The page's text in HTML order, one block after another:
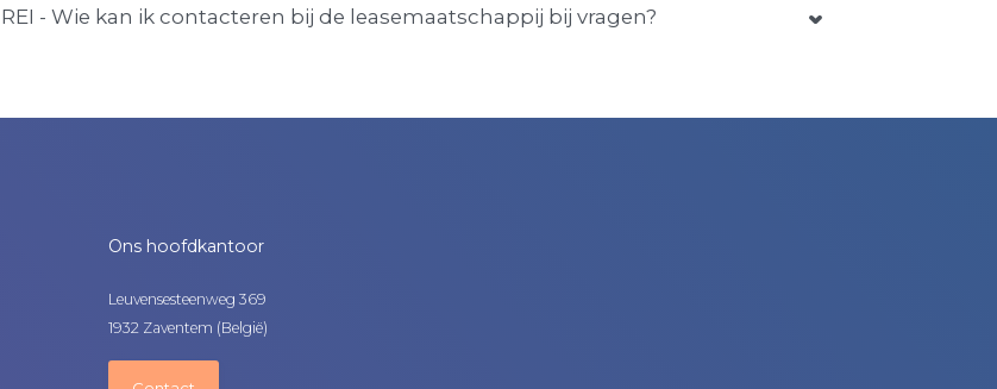
REI - Wie kan ik contacteren bij de leasemaatschappij bij vragen?
Ons hoofdkantoor
Leuvensesteenweg 369
1932 Zaventem (België)